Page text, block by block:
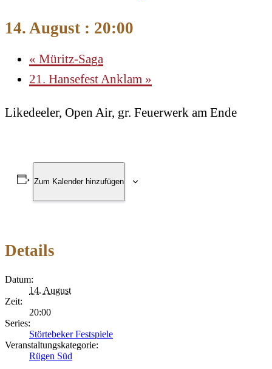
14. August : 20:00
« Müritz-Saga
21. Hansefest Anklam »
Likedeeler, Open Air, gr. Feuerwerk am Ende
Zum Kalender hinzufügen
Details
Datum:
14. August
Zeit:
20:00
Series:
Störtebeker Festspiele
Veranstaltungskategorie:
Rügen Süd